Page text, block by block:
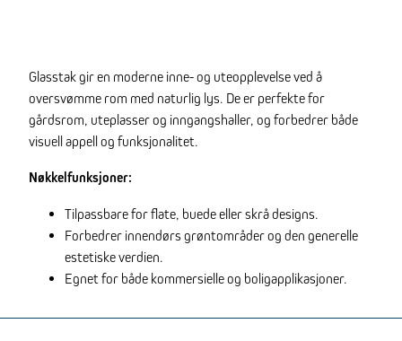
Glasstak gir en moderne inne- og uteopplevelse ved å
oversvømme rom med naturlig lys. De er perfekte for
gårdsrom, uteplasser og inngangshaller, og forbedrer både
visuell appell og funksjonalitet.
Nøkkelfunksjoner:
Tilpassbare for flate, buede eller skrå designs.
Forbedrer innendørs grøntområder og den generelle
estetiske verdien.
Egnet for både kommersielle og boligapplikasjoner.